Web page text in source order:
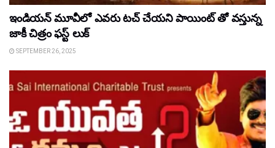
ఇండియన్ మూవీలో ఎవరు టచ్ చేయని పాయింట్ తో వస్తున్న
జాకీ చిత్రం ఫస్ట్ లుక్
SEPTEMBER 26, 2025